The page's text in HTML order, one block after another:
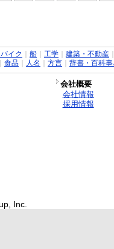
イク 船｜ 工学｜ 建築・不動産｜
食品｜ 人名 方言｜ 辞書・百科事
会社概要
会社情報
採用情報
Inc.